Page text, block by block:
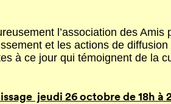
l’association des
et les actions de
à ce jour qui témoignent de la
jeudi 26 octobre de 18h à